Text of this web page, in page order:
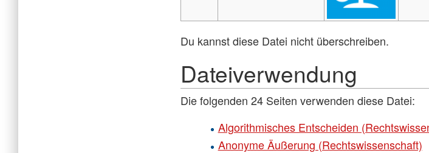
Du kannst diese Datei nicht überschreiben.
Dateiverwendung
Die folgenden 24 Seiten verwenden diese Datei:
Algorithmisches Entscheiden
Anonyme Äußerung (Rechtswissenschaft)